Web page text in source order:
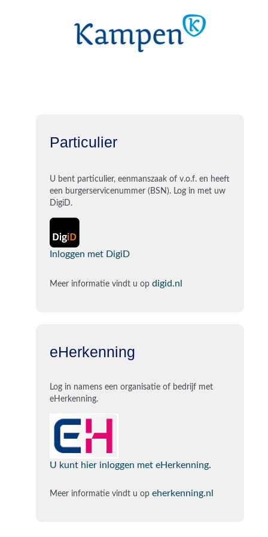
Particulier
U bent particulier, eenmanszaak of v.o.f. en heeft
een burgerservicenummer (BSN). Log in met uw
DigiD.
Inloggen met DigiD
Meer informatie vindt u op digid.nl
eHerkenning
Log in namens een organisatie of bedrijf met
eHerkenning.
U kunt hier inloggen met eHerkenning.
Meer informatie vindt u op eherkenning.nl